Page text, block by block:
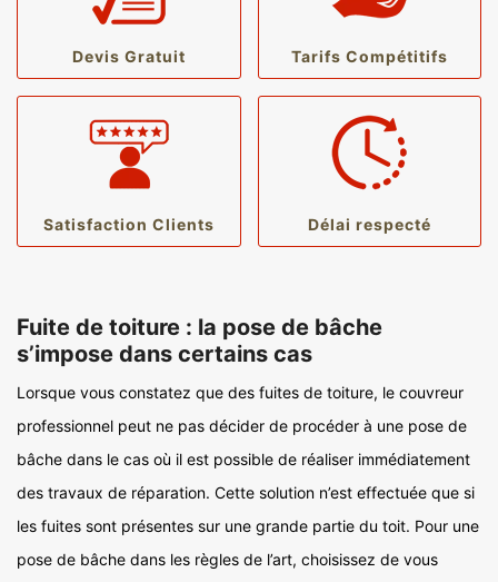
Devis Gratuit Tarifs Compétitifs
Satisfaction Clients Délai respecté
Fuite de toiture : la pose de bâche
s’impose dans certains cas
Lorsque vous constatez que des fuites de toiture, le couvreur
professionnel peut ne pas décider de procéder à une pose de
bâche dans le cas où il est possible de réaliser immédiatement
des travaux de réparation. Cette solution n’est effectuée que si
les fuites sont présentes sur une grande partie du toit. Pour une
pose de bâche dans les règles de l’art, choisissez de vous